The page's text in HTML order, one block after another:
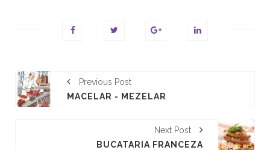
Previous Post
MACELAR - MEZELAR
Next Post
BUCATARIA FRANCEZA